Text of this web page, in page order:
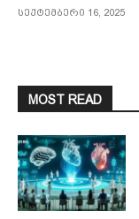
სექტემბერი 16, 2025
MOST READ